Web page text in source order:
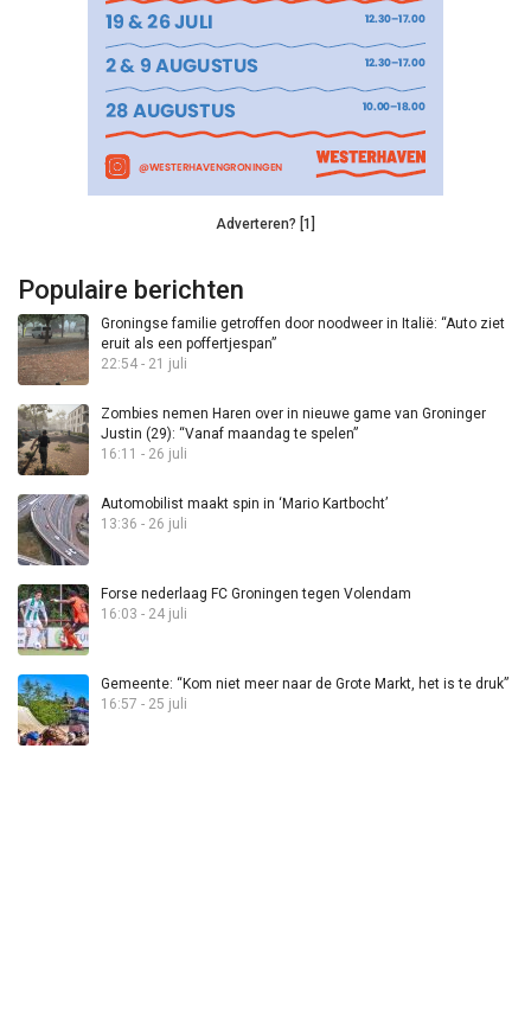
Adverteren? [1]
Populaire berichten
Groningse familie getroffen door noodweer in Italië: “Auto ziet
eruit als een poffertjespan”
22:54 - 21 juli
Zombies nemen Haren over in nieuwe game van Groninger
Justin (29): “Vanaf maandag te spelen”
16:11 - 26 juli
Automobilist maakt spin in ‘Mario Kartbocht’
13:36 - 26 juli
Forse nederlaag FC Groningen tegen Volendam
16:03 - 24 juli
Gemeente: “Kom niet meer naar de Grote Markt, het is te druk”
16:57 - 25 juli